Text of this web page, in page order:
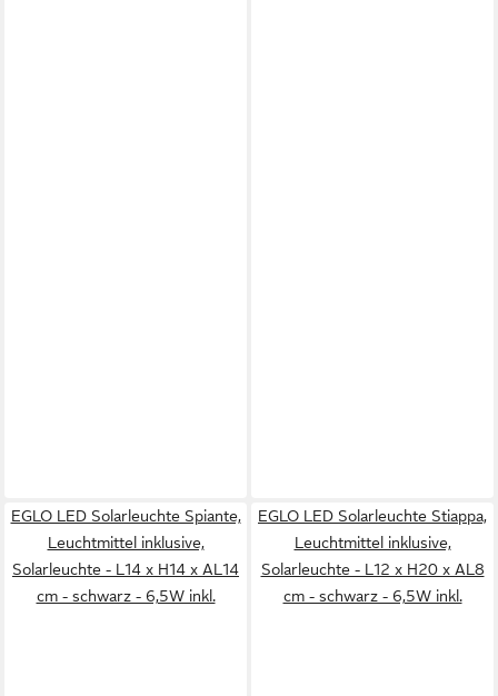
EGLO LED Solarleuchte Spiante,
Leuchtmittel inklusive,
Solarleuchte - L14 x H14 x AL14
cm - schwarz - 6,5W inkl.
EGLO LED Solarleuchte Stiappa,
Leuchtmittel inklusive,
Solarleuchte - L12 x H20 x AL8
cm - schwarz - 6,5W inkl.